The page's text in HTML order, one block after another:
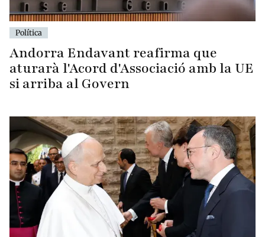
Política
Andorra Endavant reafirma que
aturarà l'Acord d'Associació amb la UE
si arriba al Govern